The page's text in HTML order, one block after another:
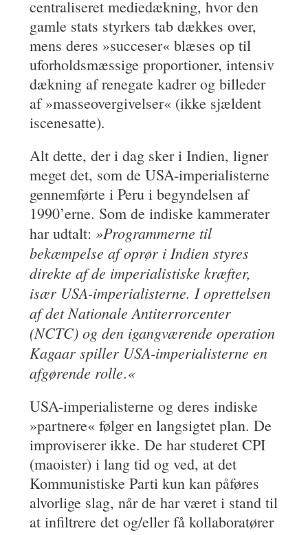
centraliseret mediedækning, hvor den
gamle stats styrkers tab dækkes over,
mens deres »succeser« blæses op til
uforholdsmæssige proportioner, intensiv
dækning af renegate kadrer og billeder
af »masseovergivelser« (ikke sjældent
iscenesatte).
Alt dette, der i dag sker i Indien, ligner
meget det, som de USA-imperialisterne
gennemførte i Peru i begyndelsen af
1990’erne. Som de indiske kammerater
har udtalt:»Programmerne til
bekæmpelse af oprør i Indien styres
direkte af de imperialistiske kræfter,
især USA-imperialisterne. I oprettelsen
af det Nationale Antiterrorcenter
(NCTC) og den igangværende operation
Kagaar spiller USA-imperialisterne en
afgørende rolle.«
USA-imperialisterne og deres indiske
»partnere« følger en langsigtet plan. De
improviserer ikke. De har studeret CPI
(maoister) i lang tid og ved, at det
Kommunistiske Parti kun kan påføres
alvorlige slag, når de har været i stand til
at infiltrere det og/eller få kollaboratører